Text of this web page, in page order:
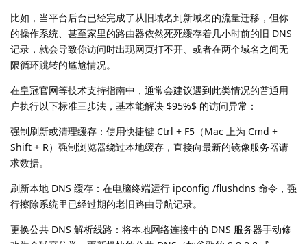
比如，当平台后台已经完成了从旧域名到新域名的流量迁移，但你
的操作系统、甚至家里的路由器依然死死缓存着几小时前的旧 DNS
记录，就会导致你访问时出现网页打不开、或者在两个域名之间无
限循环跳转的尴尬情况。
在皇冠官网等技术支持指南中，通常会建议遇到此类情况的普通用
户执行以下标准三步法，基本能解决 $95%$ 的访问异常：
强制刷新或清理缓存：使用快捷键 Ctrl + F5（Mac 上为 Cmd +
Shift + R）强制浏览器绕过本地缓存，直接向最新的镜像服务器请
求数据。
刷新本地 DNS 缓存：在电脑终端运行 ipconfig /flushdns 命令，强
行擦除系统里已经过期的老旧路由导航记录。
更换公共 DNS 解析线路：将本地网络连接中的 DNS 服务器手动修